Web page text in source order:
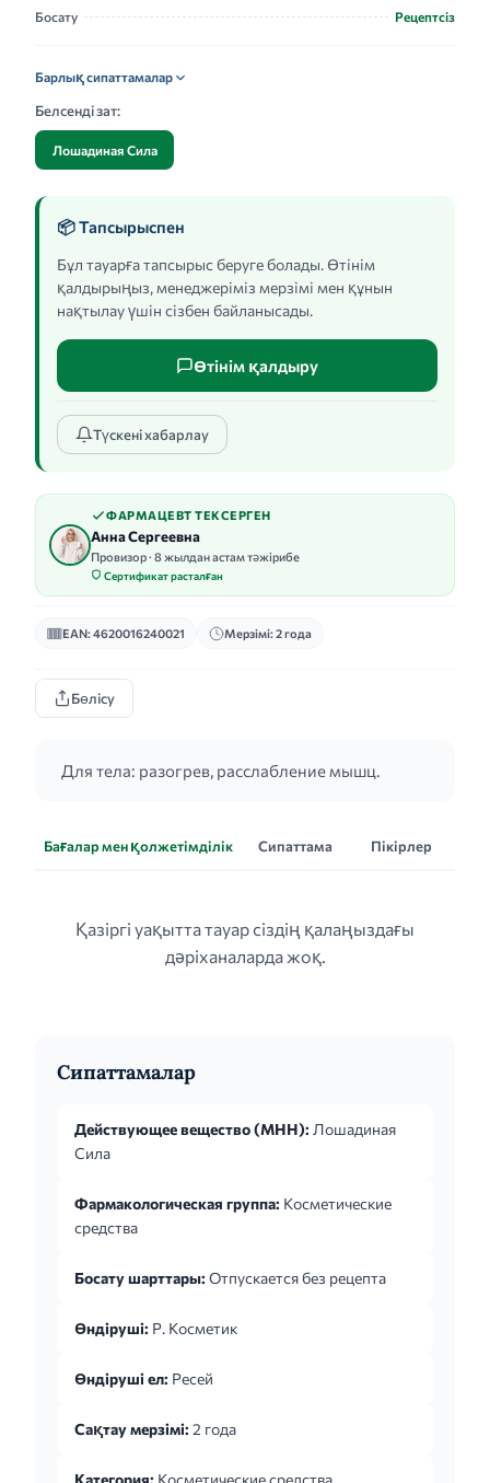
Босату Рецептсіз
Барлық сипаттамалар
Белсенді зат:
Лошадиная Сила
📦 Тапсырыспен
Бұл тауарға тапсырыс беруге болады. Өтінім
қалдырыңыз, менеджеріміз мерзімі мен құнын
нақтылау үшін сізбен байланысады.
Өтінім қалдыру
Түскені хабарлау
ФАРМАЦЕВТ ТЕКСЕРГЕН
Анна Сергеевна
Провизор · 8 жылдан астам тәжірибе
Сертификат расталған
EAN: 4620016240021 Мерзімі: 2 года
Бөлісу
Для тела: разогрев, расслабление мышц.
Бағалар мен қолжетімділік Сипаттама Пікірлер
Қазіргі уақытта тауар сіздің қалаңыздағы
дәріханаларда жоқ.
Сипаттамалар
Действующее вещество (МНН): Лошадиная
Сила
Фармакологическая группа: Косметические
средства
Босату шарттары: Отпускается без рецепта
Өндіруші: Р. Косметик
Өндіруші ел: Ресей
Сақтау мерзімі: 2 года
Категория: Косметические средства